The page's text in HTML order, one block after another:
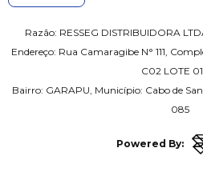
Razão: RESSEG DISTRIBUIDORA
Endereço: Rua Camaragibe N° 111,
C02 LOTE
Bairro: GARAPU, Município: Cabo de
085
Powered By: